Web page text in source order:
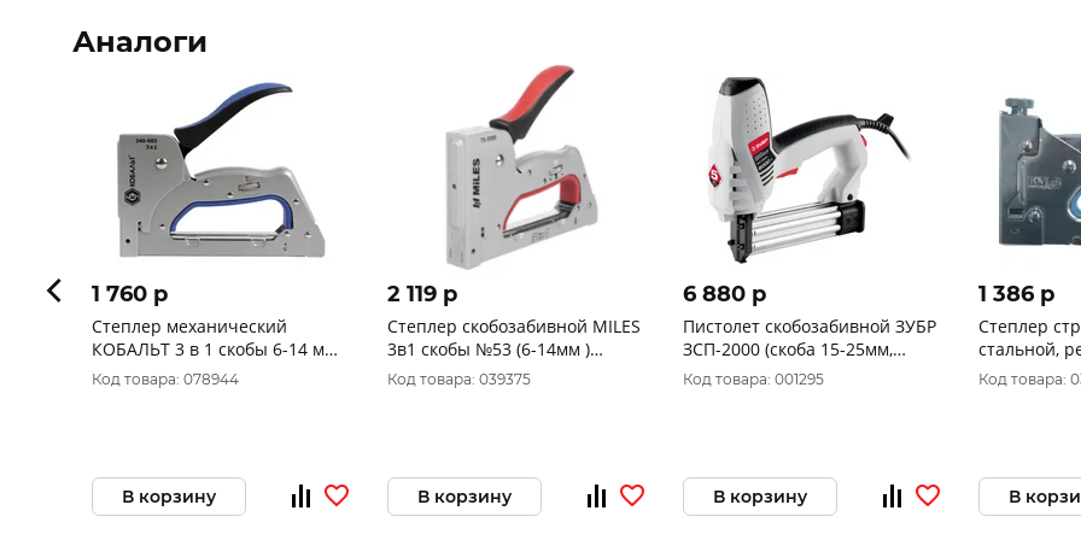
Аналоги
1 760 p
Степлер механический
КОБАЛЬТ 3 в 1 скобы 6-14 мм,
тип 53, шпильки, гвозди,
регулятор удара 240-683
Код товара: 078944
В корзину
2 119 p
Степлер скобозабивной MILES
3в1 скобы №53 (6-14мм )
гвозди ТS-5595
Код товара: 039375
В корзину
6 880 p
Пистолет скобозабивной ЗУБР
ЗСП-2000 (скоба 15-25мм,
гвоздь 15-30мм) 2000Вт
Код товара: 001295
В корзину
1 386 p
Степлер
стальной,
скобы ЦИ
Код товара:
В